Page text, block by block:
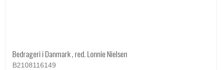
Bedrageri i Danmark , red. Lonnie Nielsen
B2108116149